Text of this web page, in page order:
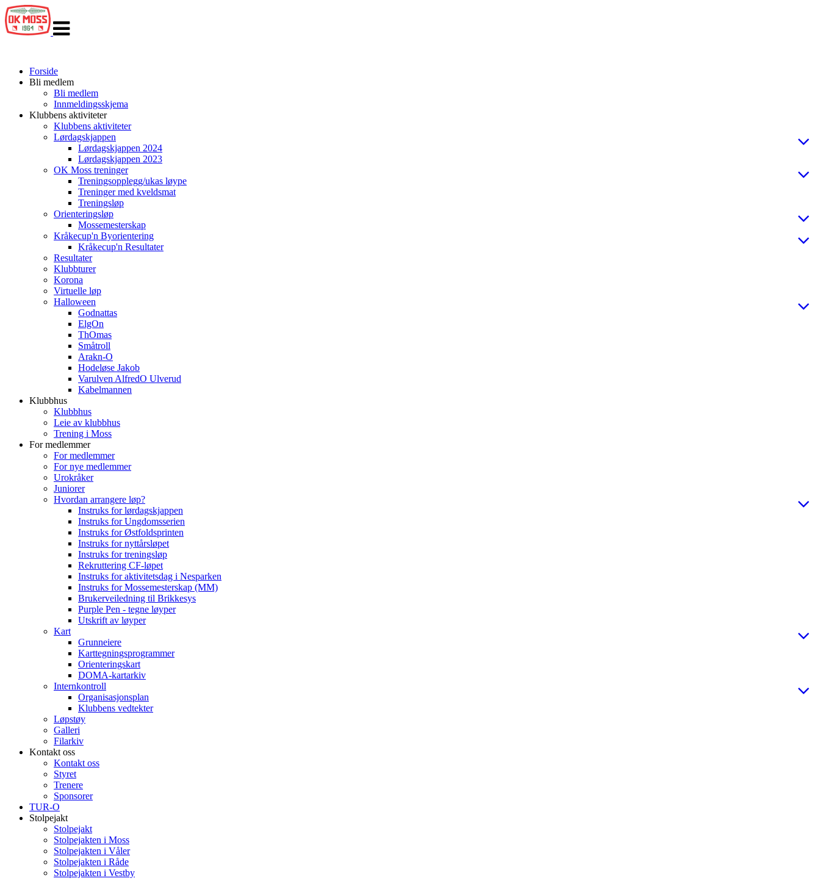
navigasjon
Forside
Bli medlem
Bli medlem
Innmeldingsskjema
Klubbens aktiviteter
Klubbens aktiviteter
Lørdagskjappen
Lørdagskjappen 2024
Lørdagskjappen 2023
OK Moss treninger
Treningsopplegg/ukas løype
Treninger med kveldsmat
Treningsløp
Orienteringsløp
Mossemesterskap
Kråkecup'n Byorientering
Kråkecup'n Resultater
Resultater
Klubbturer
Korona
Virtuelle løp
Halloween
Godnattas
ElgOn
ThOmas
Småtroll
Arakn-O
Hodeløse Jakob
Varulven AlfredO Ulverud
Kabelmannen
Klubbhus
Klubbhus
Leie av klubbhus
Trening i Moss
For medlemmer
For medlemmer
For nye medlemmer
Urokråker
Juniorer
Hvordan arrangere løp?
Instruks for lørdagskjappen
Instruks for Ungdomsserien
Instruks for Østfoldsprinten
Instruks for nyttårsløpet
Instruks for treningsløp
Rekruttering CF-løpet
Instruks for aktivitetsdag i Nesparken
Instruks for Mossemesterskap (MM)
Brukerveiledning til Brikkesys
Purple Pen - tegne løyper
Utskrift av løyper
Kart
Grunneiere
Karttegningsprogrammer
Orienteringskart
DOMA-kartarkiv
Internkontroll
Organisasjonsplan
Klubbens vedtekter
Løpstøy
Galleri
Filarkiv
Kontakt oss
Kontakt oss
Styret
Trenere
Sponsorer
TUR-O
Stolpejakt
Stolpejakt
Stolpejakten i Moss
Stolpejakten i Våler
Stolpejakten i Råde
Stolpejakten i Vestby